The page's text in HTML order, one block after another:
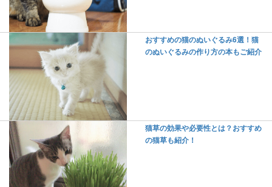
おすすめの猫のぬいぐるみ6選！猫
のぬいぐるみの作り方の本もご紹介
猫草の効果や必要性とは？おすすめ
の猫草も紹介！